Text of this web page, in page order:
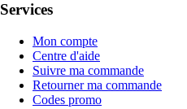
Services
Mon compte
Centre d'aide
Suivre ma commande
Retourner ma commande
Codes promo